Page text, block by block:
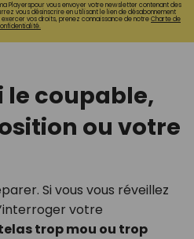
Playerspour vous envoyer votre newsletter contenant des
vous désinscrire en utilisant le lien de désabonnement
vos droits, prenez connaissance de notreCharte de
le coupable,
ou votre
Si vous vous réveillez
votre
trop mou ou trop